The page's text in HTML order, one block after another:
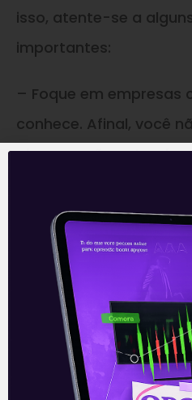
isso, atente-se a
importantes:
– Foque em empresas
conhece. Afinal, você
algo que não entende,
suas complexidades
no dia a dia da empresa.
– Como a economia
empresa hoje?
– Avalie os últimos